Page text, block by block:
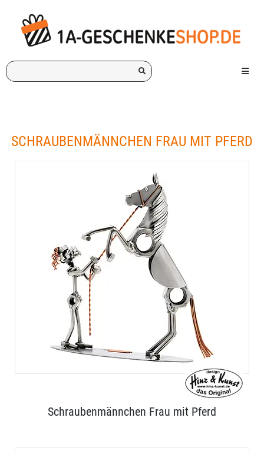
Ich
suche
Menü
SCHRAUBENMÄNNCHEN FRAU MIT PFERD
Schraubenmännchen Frau mit Pferd